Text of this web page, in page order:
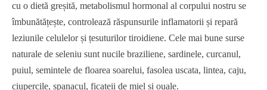
cu o dietă greșită, metabolismul hormonal al corpului nostru se
îmbunătățește, controlează răspunsurile inflamatorii și repară
leziunile celulelor și țesuturilor tiroidiene. Cele mai bune surse
naturale de seleniu sunt nucile braziliene, sardinele, curcanul,
puiul, semintele de floarea soarelui, fasolea uscata, lintea, caju,
ciupercile, spanacul, ficateii de miel si ouale.